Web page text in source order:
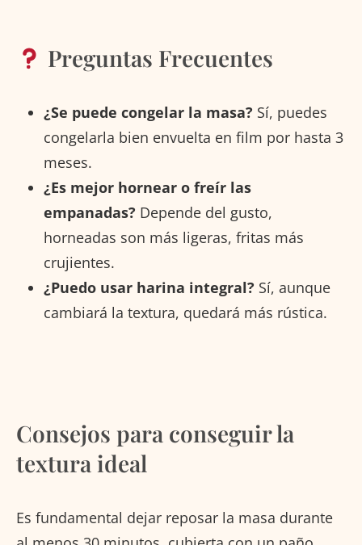
Preguntas Frecuentes
¿Se puede congelar la masa? Sí, puedes
congelarla bien envuelta en film por hasta 3
meses.
¿Es mejor hornear o freír las
empanadas? Depende del gusto,
horneadas son más ligeras, fritas más
crujientes.
¿Puedo usar harina integral? Sí, aunque
cambiará la textura, quedará más rústica.
Consejos para conseguir la
textura ideal
Es fundamental dejar reposar la masa durante